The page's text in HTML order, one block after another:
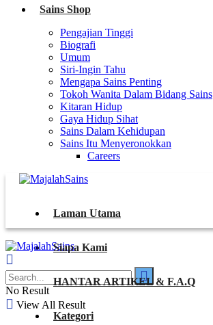
Sains Shop
Pengajian Tinggi
Biografi
Umum
Siri-Ingin Tahu
Mengapa Sains Penting
Tokoh Wanita Dalam Bidang Sains
Kitaran Hidup
Gaya Hidup Sihat
Sains Dalam Kehidupan
Sains Itu Menyeronokkan
Careers
Laman Utama
Siapa Kami
HANTAR ARTIKEL & F.A.Q
Kategori
No Result
View All Result